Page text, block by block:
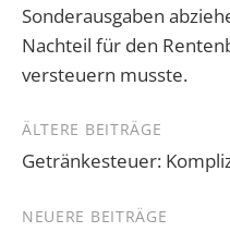
Sonderausgaben
Nachteil für den
versteuern musste.
ÄLTERE BEITRÄGE
Getränkesteuer:
NEUERE BEITRÄGE